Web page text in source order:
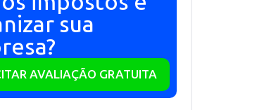
sua
AVALIAÇÃO GRATUITA